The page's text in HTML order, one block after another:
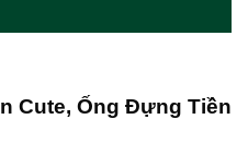
Cute, Ống Đựng Tiền